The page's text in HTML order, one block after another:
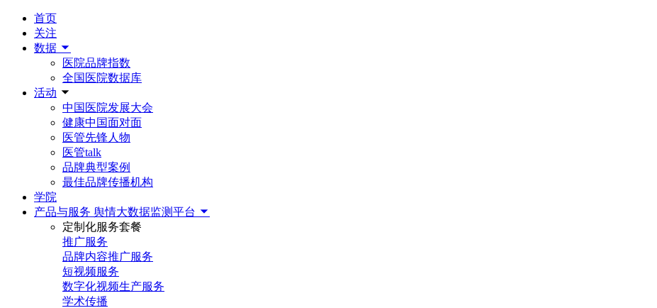
首页
关注
数据
医院品牌指数
全国医院数据库
活动
中国医院发展大会
健康中国面对面
医管先锋人物
医管talk
品牌典型案例
最佳品牌传播机构
学院
产品与服务 舆情大数据监测平台
定制化服务套餐
推广服务
品牌内容推广服务
短视频服务
数字化视频生产服务
学术传播